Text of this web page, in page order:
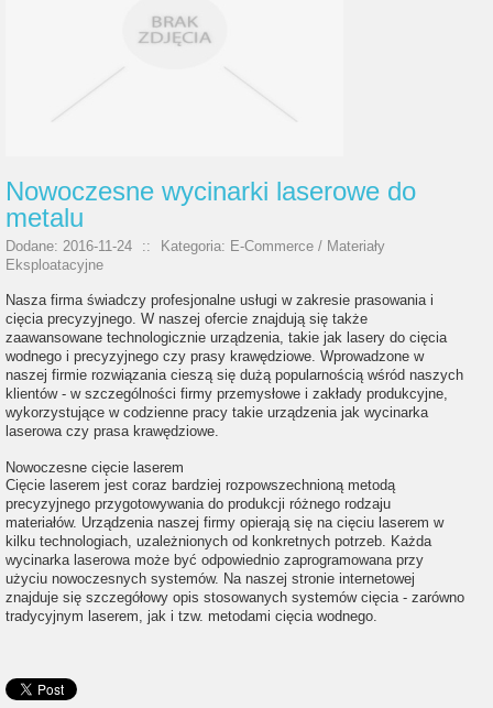
Nowoczesne wycinarki laserowe do
metalu
Dodane: 2016-11-24 ::
Kategoria: E-Commerce / Materiały
Eksploatacyjne
Nasza firma świadczy profesjonalne usługi w zakresie prasowania i
cięcia precyzyjnego. W naszej ofercie znajdują się także
zaawansowane technologicznie urządzenia, takie jak lasery do cięcia
wodnego i precyzyjnego czy prasy krawędziowe. Wprowadzone w
naszej firmie rozwiązania cieszą się dużą popularnością wśród naszych
klientów - w szczególności firmy przemysłowe i zakłady produkcyjne,
wykorzystujące w codzienne pracy takie urządzenia jak wycinarka
laserowa czy prasa krawędziowe.
Nowoczesne cięcie laserem
Cięcie laserem jest coraz bardziej rozpowszechnioną metodą
precyzyjnego przygotowywania do produkcji różnego rodzaju
materiałów. Urządzenia naszej firmy opierają się na cięciu laserem w
kilku technologiach, uzależnionych od konkretnych potrzeb. Każda
wycinarka laserowa może być odpowiednio zaprogramowana przy
użyciu nowoczesnych systemów. Na naszej stronie internetowej
znajduje się szczegółowy opis stosowanych systemów cięcia - zarówno
tradycyjnym laserem, jak i tzw. metodami cięcia wodnego.